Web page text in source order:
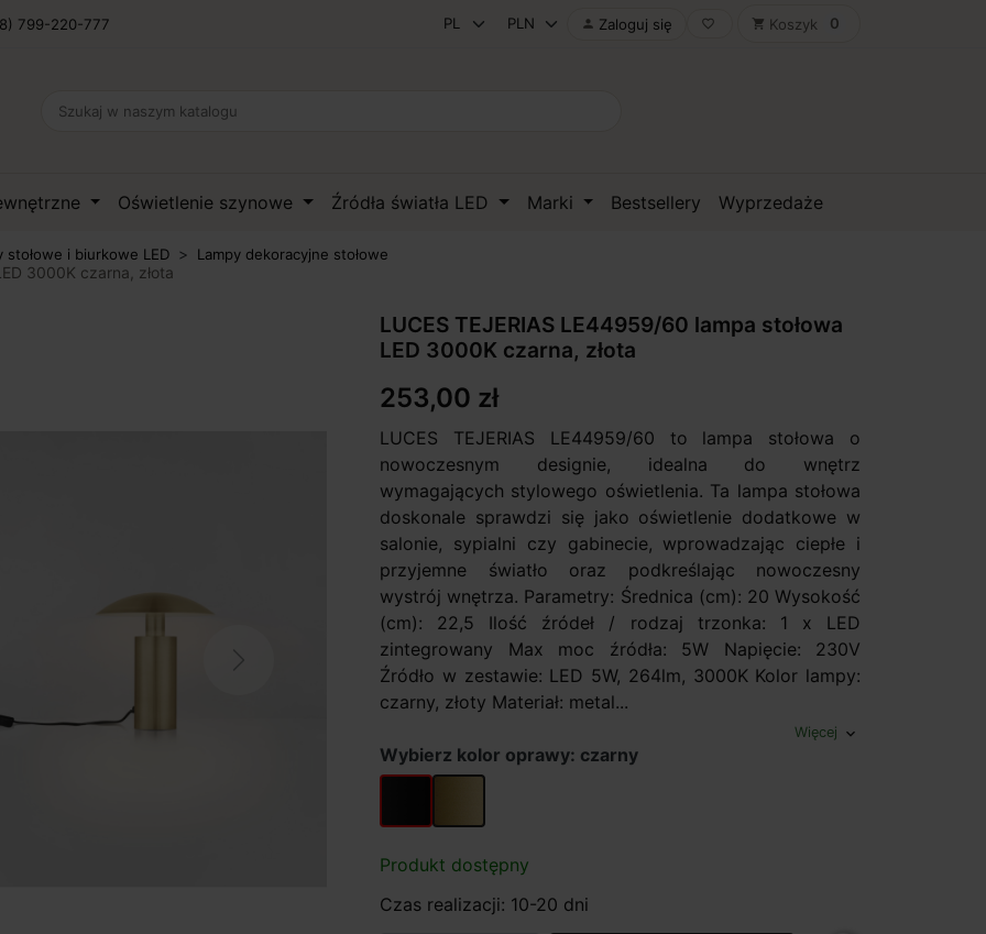
799-220-777  Zaloguj się favorite_border shopping_cart Koszyk 0
Oświetlenie szynowe Źródła światła LED Marki Bestsellery Wyprzedaże
stołowe i biurkowe LED Lampy dekoracyjne stołowe
3000K czarna, złota
LUCES TEJERIAS LE44959/60 lampa stołowa
LED 3000K czarna, złota
253,00 zł
LUCES TEJERIAS LE44959/60 to lampa stołowa o
nowoczesnym designie, idealna do wnętrz
wymagających stylowego oświetlenia. Ta lampa stołowa
doskonale sprawdzi się jako oświetlenie dodatkowe w
salonie, sypialni czy gabinecie, wprowadzając ciepłe i
przyjemne światło oraz podkreślając nowoczesny
wystrój wnętrza. Parametry: Średnica (cm): 20 Wysokość
(cm): 22,5 Ilość źródeł / rodzaj trzonka: 1 x LED
zintegrowany Max moc źródła: 5W Napięcie: 230V
Źródło w zestawie: LED 5W, 264lm, 3000K Kolor lampy:
czarny, złoty Materiał: metal...
Więcej expand_more
Wybierz kolor oprawy: czarny
czarnyzłoty
Produkt dostępny
Czas realizacji: 10-20 dni